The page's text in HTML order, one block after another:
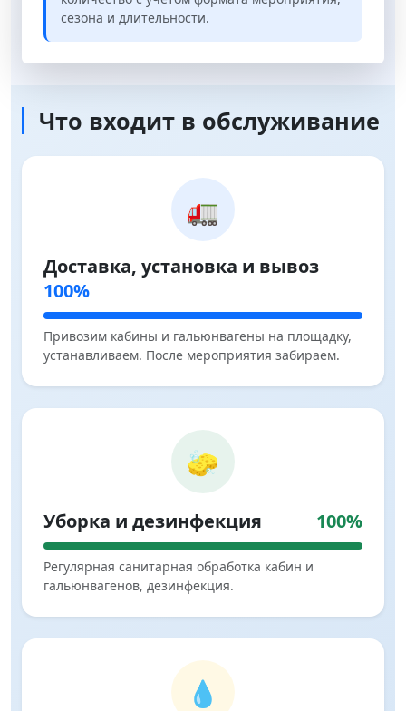
сезона и длительности.
Что входит в обслуживание
🚛
Доставка, установка и вывоз
100%
Привозим кабины и гальюнвагены на площадку,
устанавливаем. После мероприятия забираем.
🧽
Уборка и дезинфекция 100%
Регулярная санитарная обработка кабин и
гальюнвагенов, дезинфекция.
💧